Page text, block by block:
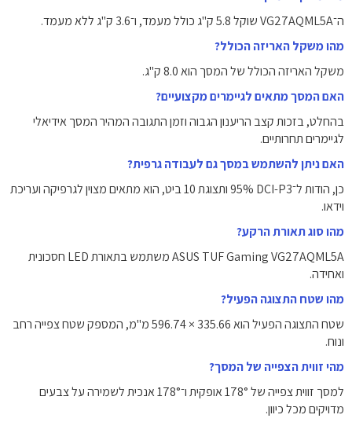
ה־VG27AQML5A שוקל ‎5.8 ק"ג‎ כולל מעמד, ו־‎3.6 ק"ג‎ ללא מעמד.
מהו משקל האריזה הכולל?
משקל האריזה הכולל של המסך הוא ‎8.0 ק"ג‎.
האם המסך מתאים לגיימרים מקצועיים?
בהחלט, בזכות קצב הריענון הגבוה וזמן התגובה המהיר המסך אידיאלי
לגיימרים תחרותיים.
האם ניתן להשתמש במסך גם לעבודה גרפית?
כן, הודות ל־‎95% DCI-P3‎ ותצוגת 10 ביט, הוא מתאים מצוין לגרפיקה ועריכת
וידאו.
מהו סוג תאורת הרקע?
ASUS TUF Gaming VG27AQML5A משתמש בתאורת LED חסכונית
ואחידה.
מהו שטח התצוגה הפעיל?
שטח התצוגה הפעיל הוא ‎596.74 × 335.66 מ"מ‎, המספק שטח צפייה רחב
ונוח.
מהי זווית הצפייה של המסך?
למסך זווית צפייה של ‎178°‎ אופקית ו־‎178°‎ אנכית לשמירה על צבעים
מדויקים מכל כיוון.